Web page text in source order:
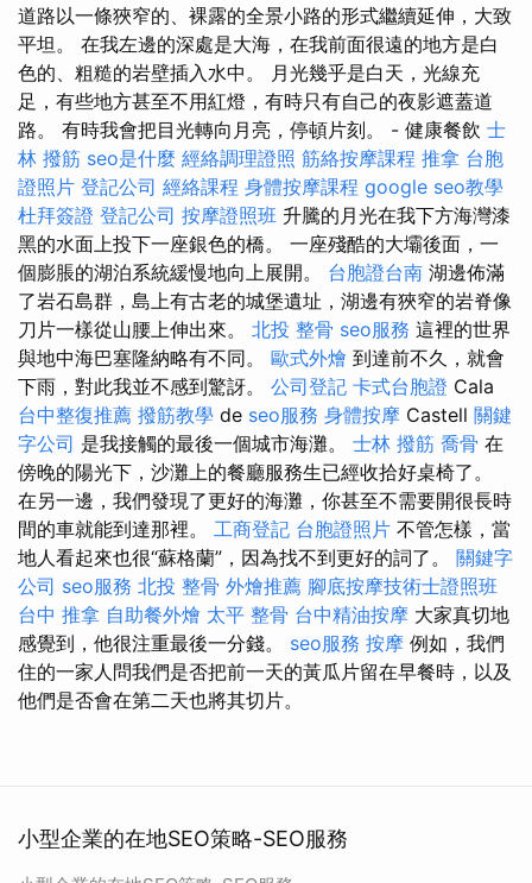
道路以一條狹窄的、裸露的全景小路的形式繼續延伸，大致
平坦。 在我左邊的深處是大海，在我前面很遠的地方是白
色的、粗糙的岩壁插入水中。 月光幾乎是白天，光線充
足，有些地方甚至不用紅燈，有時只有自己的夜影遮蓋道
路。 有時我會把目光轉向月亮，停頓片刻。 - 健康餐飲 士
林 撥筋 seo是什麼 經絡調理證照 筋絡按摩課程 推拿 台胞
證照片 登記公司 經絡課程 身體按摩課程 google seo教學
杜拜簽證 登記公司 按摩證照班 升騰的月光在我下方海灣漆
黑的水面上投下一座銀色的橋。 一座殘酷的大壩後面，一
個膨脹的湖泊系統緩慢地向上展開。 台胞證台南 湖邊佈滿
了岩石島群，島上有古老的城堡遺址，湖邊有狹窄的岩脊像
刀片一樣從山腰上伸出來。 北投 整骨 seo服務 這裡的世界
與地中海巴塞隆納略有不同。 歐式外燴 到達前不久，就會
下雨，對此我並不感到驚訝。 公司登記 卡式台胞證 Cala
台中整復推薦 撥筋教學 de seo服務 身體按摩 Castell 關鍵
字公司 是我接觸的最後一個城市海灘。 士林 撥筋 喬骨 在
傍晚的陽光下，沙灘上的餐廳服務生已經收拾好桌椅了。
在另一邊，我們發現了更好的海灘，你甚至不需要開很長時
間的車就能到達那裡。 工商登記 台胞證照片 不管怎樣，當
地人看起來也很“蘇格蘭”，因為找不到更好的詞了。 關鍵字
公司 seo服務 北投 整骨 外燴推薦 腳底按摩技術士證照班
台中 推拿 自助餐外燴 太平 整骨 台中精油按摩 大家真切地
感覺到，他很注重最後一分錢。 seo服務 按摩 例如，我們
住的一家人問我們是否把前一天的黃瓜​​片留在早餐時，以及
他們是否會在第二天也將其切片。
小型企業的在地SEO策略-SEO服務